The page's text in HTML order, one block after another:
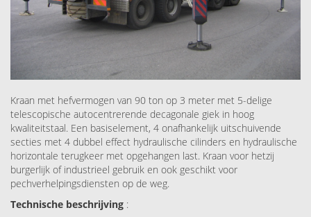
Kraan met hefvermogen van 90 ton op 3 meter met 5-delige
telescopische autocentrerende decagonale giek in hoog
kwaliteitstaal. Een basiselement, 4 onafhankelijk uitschuivende
secties met 4 dubbel effect hydraulische cilinders en hydraulische
horizontale terugkeer met opgehangen last. Kraan voor hetzij
burgerlijk of industrieel gebruik en ook geschikt voor
pechverhelpingsdiensten op de weg.
Technische beschrijving :